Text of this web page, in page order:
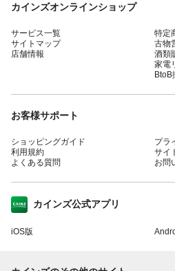
カインズオンラインショップ
サービス一覧
サイトマップ
店舗情報
特定
古物
酒類
家電
BtoB
お客様サポート
ショッピングガイド
利用規約
よくある質問
プラ
サイ
お問
カインズ公式アプリ
iOS版